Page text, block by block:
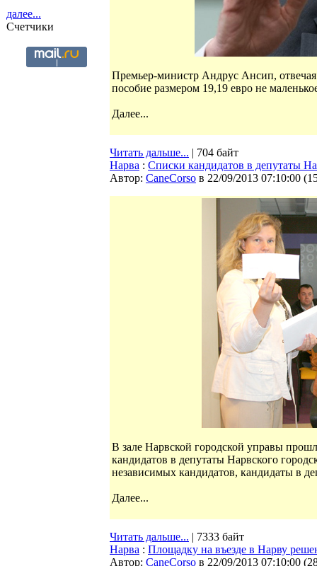
далее...
Счетчики
Премьер-министр Андрус Ансип, отвечая
пособие размером 19,19 евро не
Далее...
Читать дальше... | 704 байт
Нарва : Списки кандидатов в депутаты
Автор: CaneCorso в 22/09/2013 07:10:00 (
В зале Нарвской городской управы
кандидатов в депутаты Нарвского
независимых кандидатов, кандидаты в
Далее...
Читать дальше... | 7333 байт
Нарва : Площадку на въезде в Нарву
Автор: CaneCorso в 22/09/2013 07:10:00 (